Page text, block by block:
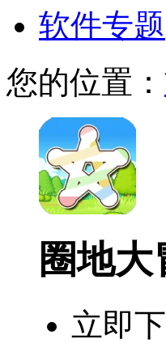
软件专题
您的位置：
圈地大
立即